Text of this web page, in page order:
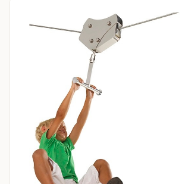
Как заказать
Сотрудничество
Контакты
8 (495) 235-24-00